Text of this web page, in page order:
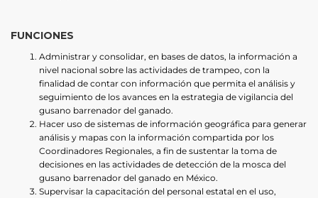
FUNCIONES
Administrar y consolidar, en bases de datos, la información a
nivel nacional sobre las actividades de trampeo, con la
finalidad de contar con información que permita el análisis y
seguimiento de los avances en la estrategia de vigilancia del
gusano barrenador del ganado.
Hacer uso de sistemas de información geográfica para generar
análisis y mapas con la información compartida por los
Coordinadores Regionales, a fin de sustentar la toma de
decisiones en las actividades de detección de la mosca del
gusano barrenador del ganado en México.
Supervisar la capacitación del personal estatal en el uso,